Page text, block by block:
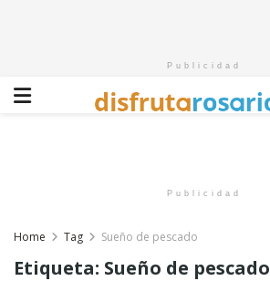
Publicidad
Publicidad
Home Tag Sueño de pescado
Etiqueta: Sueño de pescado